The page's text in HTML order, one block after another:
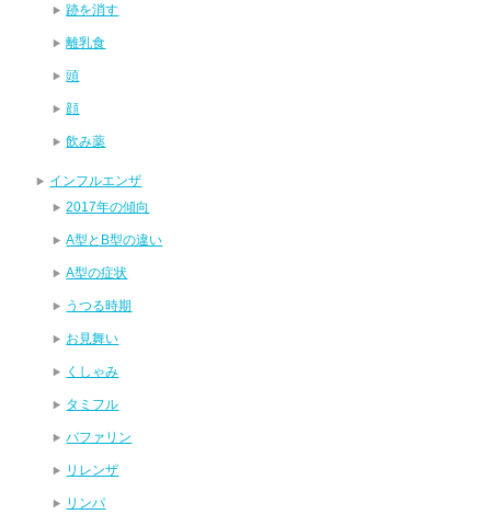
跡を消す
離乳食
頭
顔
飲み薬
インフルエンザ
2017年の傾向
A型とB型の違い
A型の症状
うつる時期
お見舞い
くしゃみ
タミフル
バファリン
リレンザ
リンパ